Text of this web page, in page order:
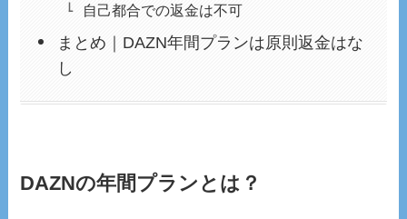
自己都合での返金は不可
まとめ｜DAZN年間プランは原則返金はな
し
DAZNの年間プランとは？